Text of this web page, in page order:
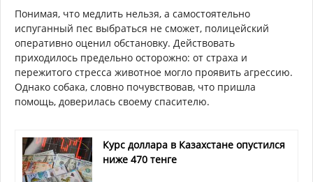
Понимая, что медлить нельзя, а самостоятельно
испуганный пес выбраться не сможет, полицейский
оперативно оценил обстановку. Действовать
приходилось предельно осторожно: от страха и
пережитого стресса животное могло проявить агрессию.
Однако собака, словно почувствовав, что пришла
помощь, доверилась своему спасителю.
Курс доллара в Казахстане опустился
ниже 470 тенге